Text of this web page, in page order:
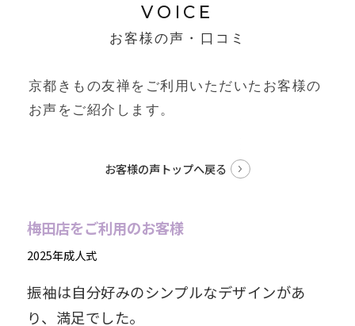
VOICE
お客様の声・口コミ
京都きもの友禅をご利用いただいたお客様の
お声をご紹介します。
お客様の声トップへ戻る
梅田店をご利用のお客様
2025年成人式
振袖は自分好みのシンプルなデザインがあ
り、満足でした。